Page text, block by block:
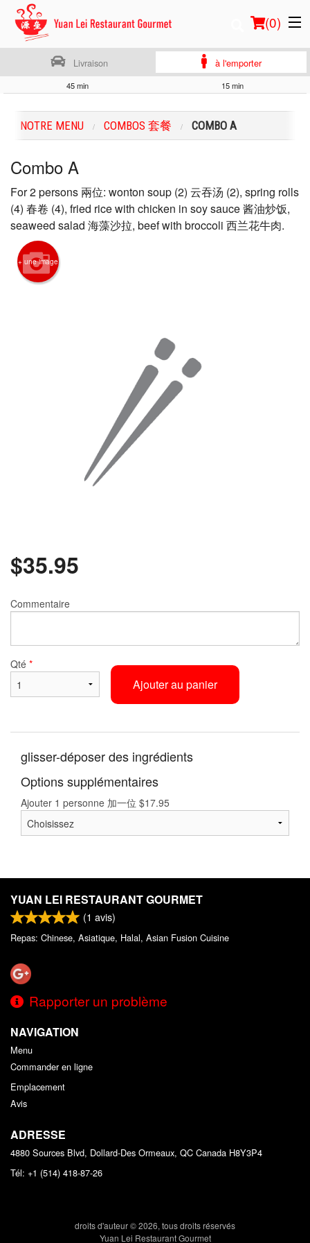
(0)
Emplacement
Français
Connection
Inscription
Panier (0)
Livraison à l'emporter
45 min 15 min
NOTRE MENU COMBOS 套餐 COMBO A
Combo A
For 2 persons 兩位: wonton soup (2) 云吞汤 (2), spring rolls
(4) 春卷 (4), fried rice with chicken in soy sauce 酱油炒饭,
seaweed salad 海藻沙拉, beef with broccoli 西兰花牛肉.
+ une image
$35.95
Commentaire
Qté *
Ajouter au panier
glisser-déposer des ingrédients
Options supplémentaires
Ajouter 1 personne 加一位 $17.95
YUAN LEI RESTAURANT GOURMET
(1 avis)
Repas: Chinese, Asiatique, Halal, Asian Fusion Cuisine
Rapporter un problème
NAVIGATION
Menu
Commander en ligne
Emplacement
Avis
ADRESSE
4880 Sources Blvd, Dollard-Des Ormeaux, QC Canada H8Y3P4
Tél: +1 (514) 418-87-26
droits d'auteur © 2026, tous droits réservés
Yuan Lei Restaurant Gourmet